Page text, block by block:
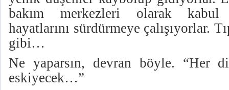
bakım merkezleri olarak kabul
hayatlarını sürdürmeye çalışıyorlar.
gibi…
Ne yaparsın, devran böyle. “Her
eskiyecek…”